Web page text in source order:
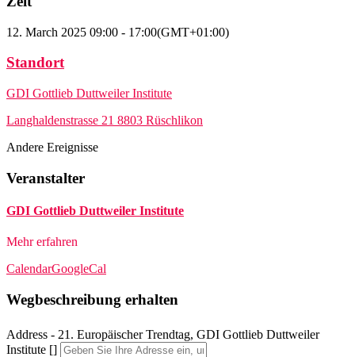
12. March 2025 09:00 - 17:00(GMT+01:00)
Standort
GDI Gottlieb Duttweiler Institute
Langhaldenstrasse 21 8803 Rüschlikon
Andere Ereignisse
Veranstalter
GDI Gottlieb Duttweiler Institute
Mehr erfahren
CalendarGoogleCal
Wegbeschreibung erhalten
Address - 21. Europäischer Trendtag, GDI Gottlieb Duttweiler
Institute []